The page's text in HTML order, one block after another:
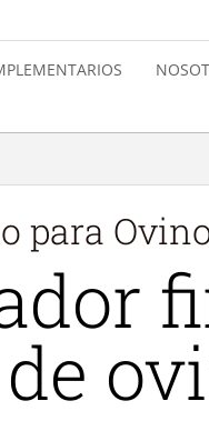
para